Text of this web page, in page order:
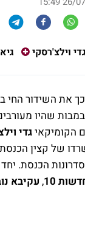
גדי וילצ'רסקי
שהיו
הקומיקאיגדי
של קצין
הכנסת.
10
, עקיבא